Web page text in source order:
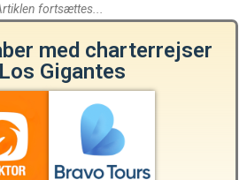
fortsættes...
med charterrejser
Gigantes